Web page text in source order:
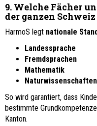
9. Welche Fächer
der ganzen
HarmoS legt nationale
Landessprache
Fremdsprachen
Mathematik
Naturwissenschaften
So wird garantiert, dass
bestimmte
Kanton.